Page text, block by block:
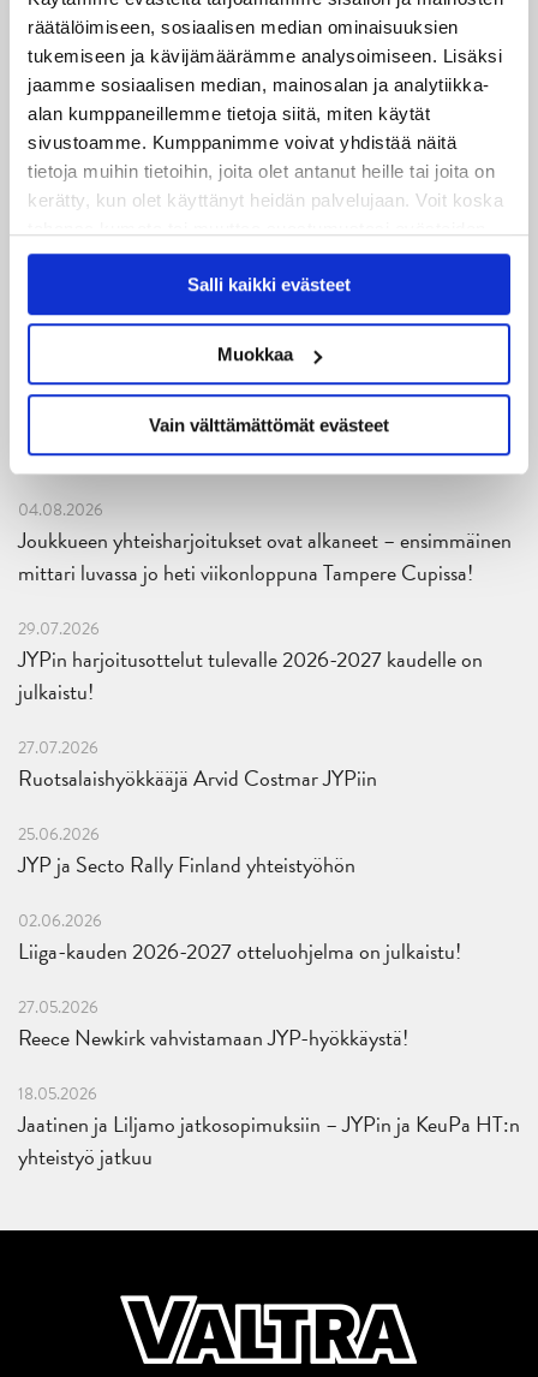
räätälöimiseen, sosiaalisen median ominaisuuksien
tukemiseen ja kävijämäärämme analysoimiseen. Lisäksi
jaamme sosiaalisen median, mainosalan ja analytiikka-
alan kumppaneillemme tietoja siitä, miten käytät
sivustoamme. Kumppanimme voivat yhdistää näitä
tietoja muihin tietoihin, joita olet antanut heille tai joita on
kerätty, kun olet käyttänyt heidän palvelujaan. Voit koska
käytöstäEvästeet-sivultamme.
Salli kaikki evästeet
Muokkaa
Vain välttämättömät evästeet
Uusimmat
08.08.2026
Turnausraportti: JYP juhlii seurahistorian ensimmäistä
Tampere Cupin voittoa!
JYPin kausi käyntiin Tampere Cupista!
JYPin kapteenisto Liiga-kauteen 2026–2027 on nimetty
04.08.2026
Joukkueen yhteisharjoitukset ovat alkaneet – ensimmäinen
mittari luvassa jo heti viikonloppuna Tampere Cupissa!
29.07.2026
JYPin harjoitusottelut tulevalle 2026-2027 kaudelle on
julkaistu!
27.07.2026
Ruotsalaishyökkääjä Arvid Costmar JYPiin
25.06.2026
JYP ja Secto Rally Finland yhteistyöhön
02.06.2026
Liiga-kauden 2026-2027 otteluohjelma on julkaistu!
27.05.2026
Reece Newkirk vahvistamaan JYP-hyökkäystä!
18.05.2026
Jaatinen ja Liljamo jatkosopimuksiin – JYPin ja KeuPa HT:n
yhteistyö jatkuu